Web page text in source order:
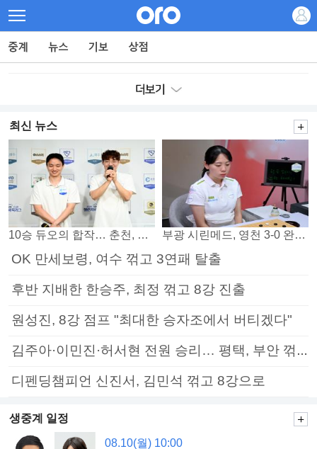
최신 뉴스
10승 듀오의 합작… 춘천, 소소회 꺾고 플레이오프 진출 부광 시린메드, 영천 3-0 완파하며 4연패 탈출
OK 만세보령, 여수 꺾고 3연패 탈출
후반 지배한 한승주, 최정 꺾고 8강 진출
원성진, 8강 점프 "최대한 승자조에서 버티겠다"
김주아·이민진·허서현 전원 승리… 평택, 부안 꺾고 5연승
디펜딩챔피언 신진서, 김민석 꺾고 8강으로
생중계 일정
08.10(월) 10:00